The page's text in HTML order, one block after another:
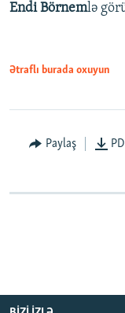
Endi Börnemlə
Ətraflı burada oxuyun
Paylaş